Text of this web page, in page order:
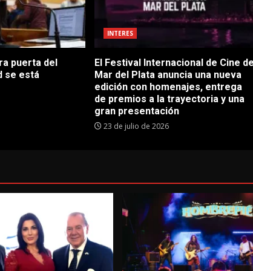
puerta del
se está
INTERES
El Festival Internacional de Cine
Mar del Plata anuncia una nueva
edición con homenajes, entrega
de premios a la trayectoria y una
gran presentación
23 de julio de 2026